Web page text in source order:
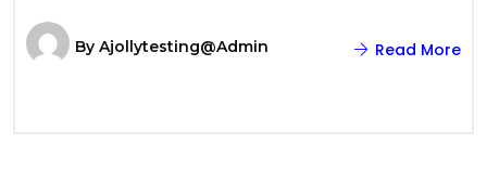
By Ajollytesting@admin Read More